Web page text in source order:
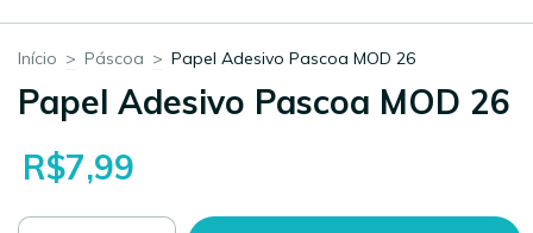
Início > Páscoa > Papel Adesivo Pascoa MOD 26
Papel Adesivo Pascoa MOD 26
R$7,99